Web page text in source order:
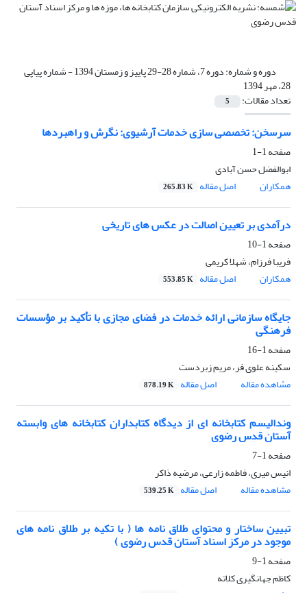
دوره و شماره: دوره 7، شماره 28-29 پاییز و زمستان 1394 - شماره پیاپی
28، مهر 1394
تعداد مقالات: 5
سرسخن: تخصصی سازی خدمات آرشیوی: نگرش و راهبردها
صفحه1-1
ابوالفضل حسن آبادی
همکاران
اصل مقاله 265.83 K
درآمدی بر تعیین اصالت در عکس های تاریخی
صفحه1-10
فریبا فرزام، شهلا کریمی
همکاران
اصل مقاله 553.85 K
جایگاه سازمانی ارائه خدمات در فضای مجازی با تأکید بر مؤسسات
فرهنگی
صفحه1-16
سکینه علوی فر، مریم زبردست
مشاهده مقاله
اصل مقاله 878.19 K
وندالیسم کتابخانه ای از دیدگاه کتابداران کتابخانه های وابسته
آستان قدس رضوی
صفحه1-7
انیس میری، فاطمه زارعی، مرضیه ذاکر
مشاهده مقاله
اصل مقاله 539.25 K
تبیین ساختار و محتوای طلاق نامه ها ( با تکیه بر طلاق نامه های
موجود در مرکز اسناد آستان قدس رضوی )
صفحه1-9
کاظم جهانگیری کلاته